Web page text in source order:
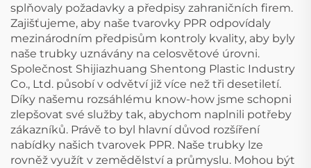
splňovaly požadavky a předpisy zahraničních firem.
Zajišťujeme, aby naše tvarovky PPR odpovídaly
mezinárodním předpisům kontroly kvality, aby byly
naše trubky uznávány na celosvětové úrovni.
Společnost Shijiazhuang Shentong Plastic Industry
Co., Ltd. působí v odvětví již více než tři desetiletí.
Díky našemu rozsáhlému know-how jsme schopni
zlepšovat své služby tak, abychom naplnili potřeby
zákazníků. Právě to byl hlavní důvod rozšíření
nabídky našich tvarovek PPR. Naše trubky lze
rovněž využít v zemědělství a průmyslu. Mohou být